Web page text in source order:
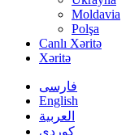
Moldavia
Polşa
Canlı Xəritə
Xəritə
فارسی
English
العربیة
کوردی